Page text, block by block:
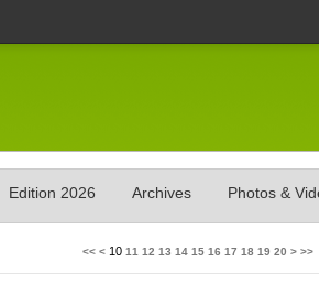
Edition 2026 Archives Photos &
<< < 10 11 12 13 14 15 16 17 18 19 20 30
40
50
60
70
80
90
100
> >>